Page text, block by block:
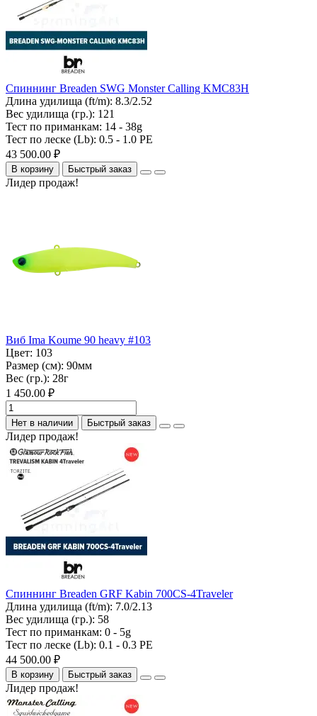
Спиннинг Breaden SWG Monster Calling KMC83H
Длина удилища (ft/m): 8.3/2.52
Вес удилища (гр.): 121
Тест по приманкам: 14 - 38g
Тест по леске (Lb): 0.5 - 1.0 PE
43 500.00 ₽
В корзину Быстрый заказ
Лидер продаж!
Виб Ima Koume 90 heavy #103
Цвет: 103
Размер (см): 90мм
Вес (гр.): 28г
1 450.00 ₽
Нет в наличии Быстрый заказ
Лидер продаж!
Спиннинг Breaden GRF Kabin 700CS-4Traveler
Длина удилища (ft/m): 7.0/2.13
Вес удилища (гр.): 58
Тест по приманкам: 0 - 5g
Тест по леске (Lb): 0.1 - 0.3 PE
44 500.00 ₽
В корзину Быстрый заказ
Лидер продаж!